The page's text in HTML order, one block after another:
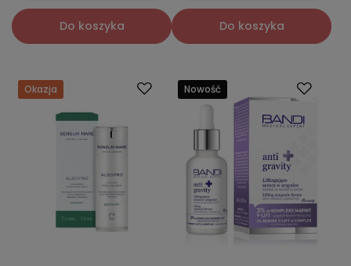
Do koszyka Do koszyka
Okazja Nowość